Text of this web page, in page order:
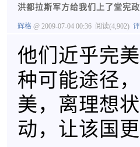
洪都拉斯军方给我们上了堂宪
辉格 @ 2009-07-04 00:36 阅读(4,902)
他们近乎完
种可能途径
美，离理想
动，让该国